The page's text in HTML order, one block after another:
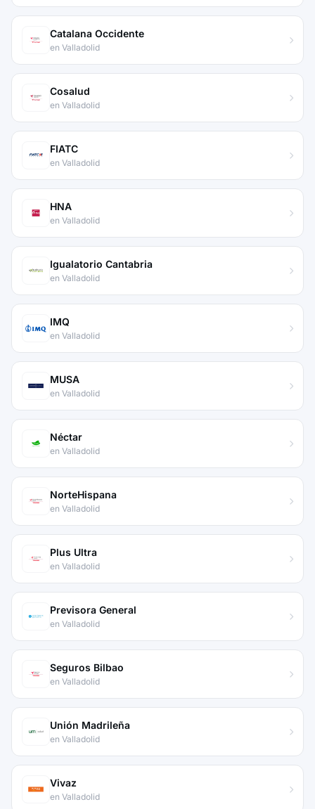
Catalana Occidente
en Valladolid
Cosalud
en Valladolid
FIATC
en Valladolid
HNA
en Valladolid
Igualatorio Cantabria
en Valladolid
IMQ
en Valladolid
MUSA
en Valladolid
Néctar
en Valladolid
NorteHispana
en Valladolid
Plus Ultra
en Valladolid
Previsora General
en Valladolid
Seguros Bilbao
en Valladolid
Unión Madrileña
en Valladolid
Vivaz
en Valladolid